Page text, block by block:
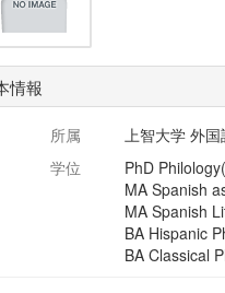
情報
所属
上智大学 外
学位
PhD
MA Spanish
MA Spanish
BA Hispanic
BA Classical